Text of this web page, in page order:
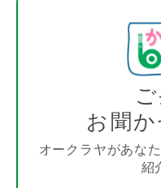
お聞
オークラヤがあな
紹